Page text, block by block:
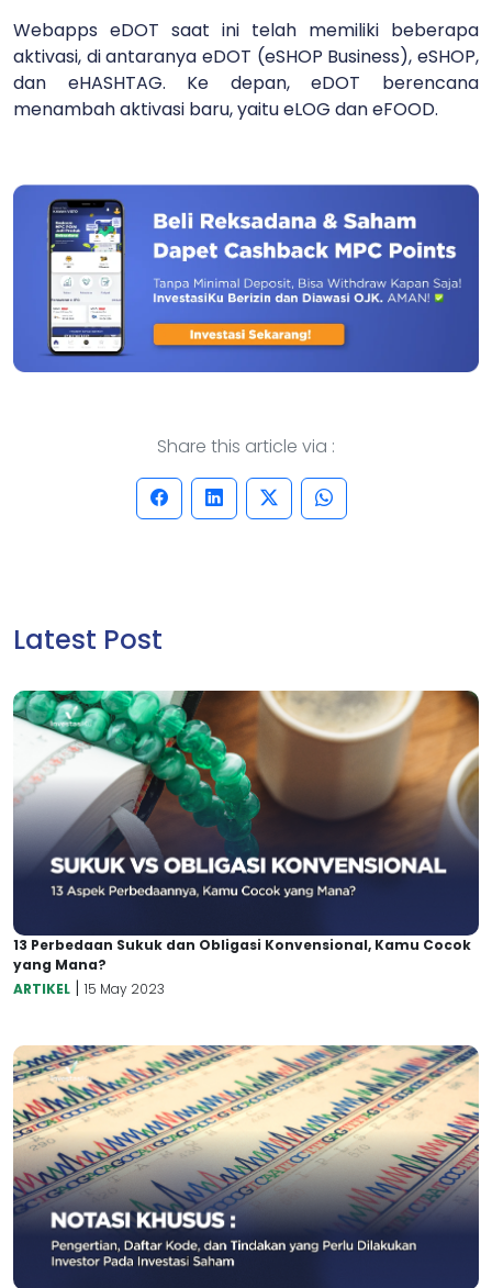
Webapps eDOT saat ini telah memiliki beberapa
aktivasi, di antaranya eDOT (eSHOP Business), eSHOP,
dan eHASHTAG. Ke depan, eDOT berencana
menambah aktivasi baru, yaitu eLOG dan eFOOD.
Share this article via :
Latest Post
13 Perbedaan Sukuk dan Obligasi Konvensional, Kamu Cocok
yang Mana?
ARTIKEL | 15 May 2023